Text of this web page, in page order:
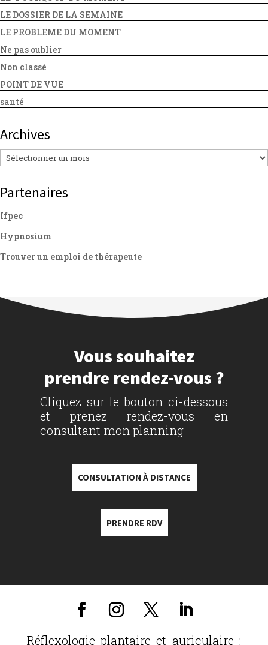
LE DOSSIER DE LA SEMAINE
LE PROBLEME DU MOMENT
Ne pas oublier
Non classé
POINT DE VUE
santé
Archives
Archives
Partenaires
Ifpec
Hypnosium
Trouver un emploi de thérapeute
Vous souhaitez
prendre rendez-vous ?
Cliquez sur le bouton ci-dessous
et prenez rendez-vous en
consultant mon planning
CONSULTATION À DISTANCE
PRENDRE RDV
Réflexologie plantaire et auriculaire :